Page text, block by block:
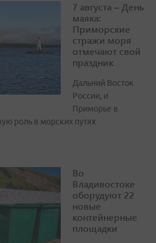
7 августа – День
маяка:
Приморские
стражи моря
отмечают свой
праздник
Дальний Восток
России, и
Приморье в
роль в морских путях
Во
Владивостоке
оборудуют 22
новые
контейнерные
площадки